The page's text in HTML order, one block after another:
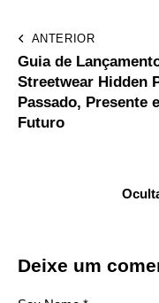
ANTERIOR
Guia de
Streetwear Hidden
Passado, Presente e
Futuro
Deixe um